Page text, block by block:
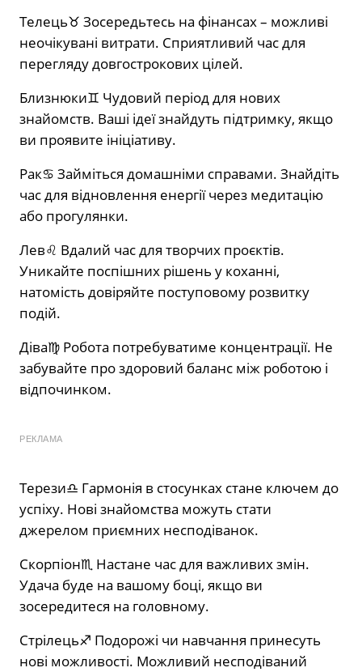
Телець♉️ Зосередьтесь на фінансах – можливі
неочікувані витрати. Сприятливий час для
перегляду довгострокових цілей.
Близнюки♊️ Чудовий період для нових
знайомств. Ваші ідеї знайдуть підтримку, якщо
ви проявите ініціативу.
Рак♋️ Займіться домашніми справами. Знайдіть
час для відновлення енергії через медитацію
або прогулянки.
Лев♌️ Вдалий час для творчих проєктів.
Уникайте поспішних рішень у коханні,
натомість довіряйте поступовому розвитку
подій.
Діва♍️ Робота потребуватиме концентрації. Не
забувайте про здоровий баланс між роботою і
відпочинком.
РЕКЛАМА
Терези♎️ Гармонія в стосунках стане ключем до
успіху. Нові знайомства можуть стати
джерелом приємних несподіванок.
Скорпіон♏️ Настане час для важливих змін.
Удача буде на вашому боці, якщо ви
зосередитеся на головному.
Стрілець♐️ Подорожі чи навчання принесуть
нові можливості. Можливий несподіваний